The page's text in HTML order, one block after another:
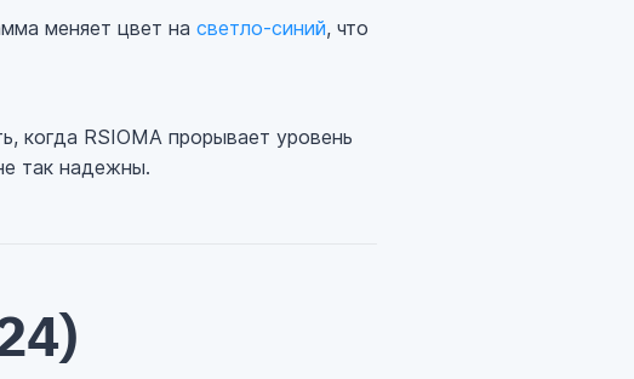
меняет цвет на светло-синий, что
когда RSIOMA прорывает уровень
так надежны.